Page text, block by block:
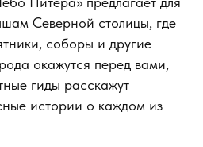
Северной столицы, где
соборы и другие
окажутся перед вами,
гиды расскажут
истории о каждом из